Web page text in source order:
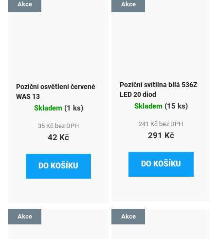
Akce
Poziční osvětlení červené
WAS 13
Skladem (1 ks)
35 Kč bez DPH
42 Kč
DO KOŠÍKU
Akce
Poziční svítilna bílá 536Z
LED 20 diod
Skladem (15 ks)
241 Kč bez DPH
291 Kč
DO KOŠÍKU
Akce Akce